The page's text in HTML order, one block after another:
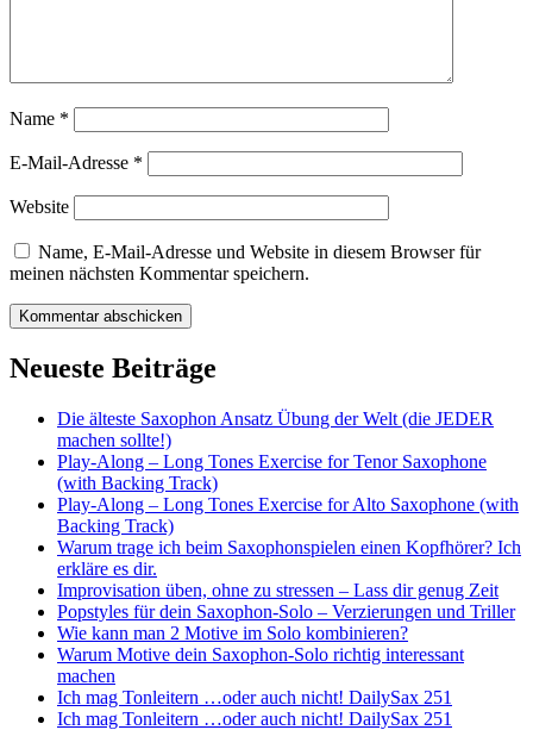
Name *
E-Mail-Adresse *
Website
Name, E-Mail-Adresse und Website in diesem Browser für
meinen nächsten Kommentar speichern.
Neueste Beiträge
Die älteste Saxophon Ansatz Übung der Welt (die JEDER
machen sollte!)
Play-Along – Long Tones Exercise for Tenor Saxophone
(with Backing Track)
Play-Along – Long Tones Exercise for Alto Saxophone (with
Backing Track)
Warum trage ich beim Saxophonspielen einen Kopfhörer? Ich
erkläre es dir.
Improvisation üben, ohne zu stressen – Lass dir genug Zeit
Popstyles für dein Saxophon-Solo – Verzierungen und Triller
Wie kann man 2 Motive im Solo kombinieren?
Warum Motive dein Saxophon-Solo richtig interessant
machen
Ich mag Tonleitern …oder auch nicht! DailySax 251
Ich mag Tonleitern …oder auch nicht! DailySax 251